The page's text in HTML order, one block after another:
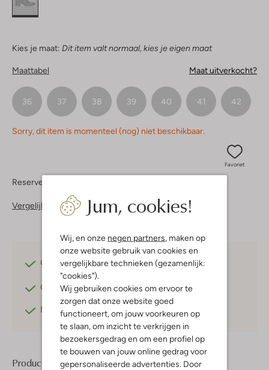
Jum, cookies!
Wij, en onze negen partners, maken op
onze website gebruik van cookies en
vergelijkbare technieken (gezamenlijk:
"cookies").
Wij gebruiken cookies om ervoor te
zorgen dat onze website goed
functioneert, om jouw voorkeuren op
te slaan, om inzicht te verkrijgen in
bezoekersgedrag en om een profiel op
te bouwen van jouw online gedrag voor
gepersonaliseerde advertenties. Door
Kies je maat: Dit item valt normaal, kies je eigen maat
Maattabel Maat uitverkocht?
36 37 38 39 40 41 42
Sorry, dit item is momenteel (nog) niet beschikbaar.
Favoriet
Reserveer direct in een van onze 37 boutiques
Vergelijkbare items
Gratis verzendingvanaf €75,-
Gratis retournerenbinnen 30 dagen*
Betaal achteraf met Klarna
Product informatie